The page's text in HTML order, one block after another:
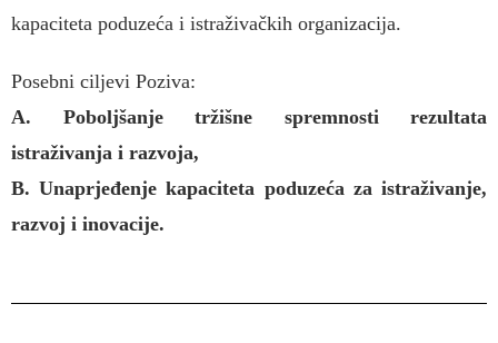
kapaciteta poduzeća i istraživačkih organizacija.
Posebni ciljevi Poziva:
A. Poboljšanje tržišne spremnosti rezultata
istraživanja i razvoja,
B. Unaprjeđenje kapaciteta poduzeća za istraživanje,
razvoj i inovacije.